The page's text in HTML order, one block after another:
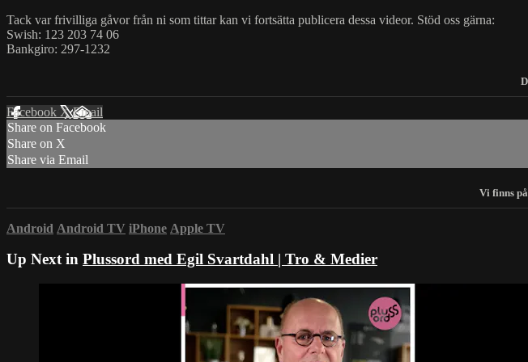
Tack var frivilliga gåvor från ni som tittar kan vi fortsätta publicera dessa videor. Stöd oss gärna:
Swish: 123 203 74 06
Bankgiro: 297-1232
Facebook XEmail
Share on Facebook
Share on X
Share via Email
Android Android TV iPhone Apple TV
Up Next in Plussord med Egil Svartdahl | Tro & Medier